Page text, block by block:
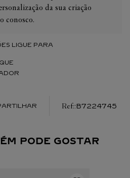
da sua criação
conosco.
LIGUE PARA
:B7224745
PODE GOSTAR